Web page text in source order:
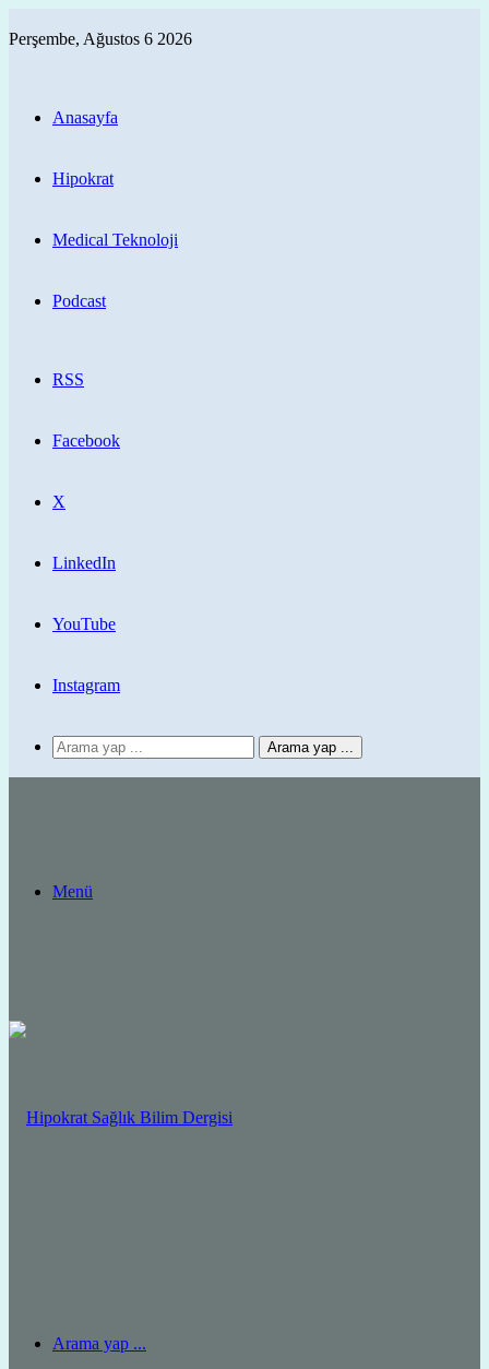
Perşembe, Ağustos 6 2026
Anasayfa
Hipokrat
Medical Teknoloji
Podcast
RSS
Facebook
X
LinkedIn
YouTube
Instagram
Arama yap ...
Menü
Arama yap ...